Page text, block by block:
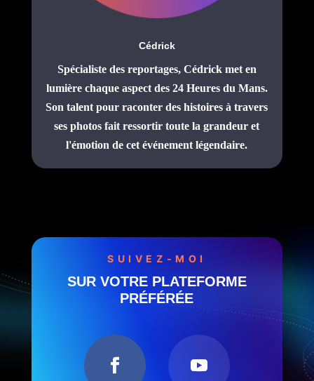
Cédrick
Spécialiste des reportages, Cédrick met en
lumière chaque aspect des 24 Heures du Mans.
Son talent pour raconter des histoires à travers
ses photos fait ressortir toute la grandeur et
l'émotion de cet événement légendaire.
SUIVEZ-MOI
SUR VOTRE PLATEFORME
PRÉFÉRÉE